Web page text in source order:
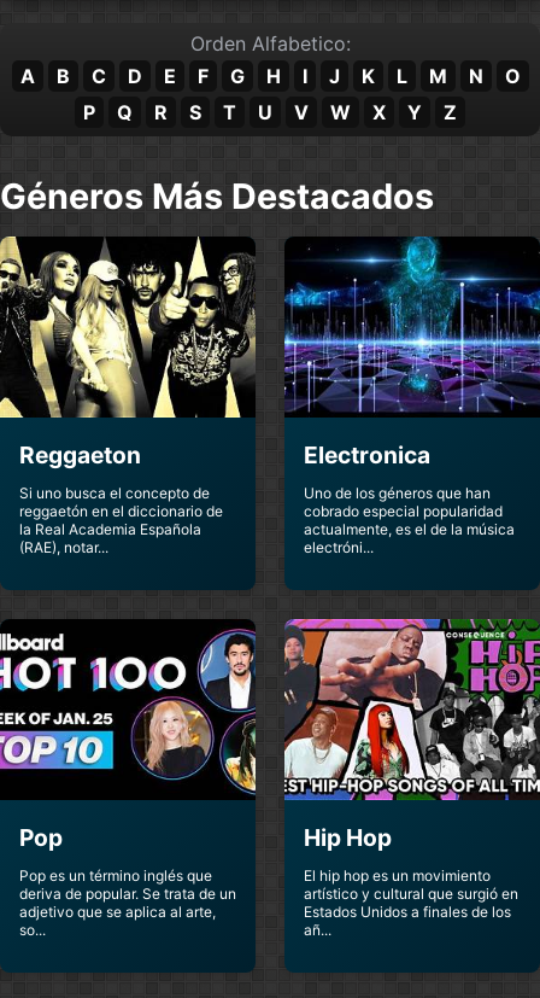
Soundtracks Soundtracks
Soundtracks
Harry Potter El
Soundtracks
Harry Potter El
Prisionero De
Azkaban
Soundtracks
Harry Potter La
Camara Secreta
Soundtracks
Harry Potter La
Orden Del Fenix
Soundtracks
Harry Potter La
Piedra Filosofal
Soundtracks
Reliquias De La
Muerte
Soundtracks
Superstar
La Gran Sangre La Hija Del Mariachi
Last Days Of Disco
Soundtracks
Los 4 Fantasticos B
Soundtracks
Los Picapiedras
Soundtracks
Los Vengadores 2
Marco Beltrami
Mission Impossible
Ii
Soundtracks
Mortal Kombat
Soundtracks
Naruto Oceans Thirteen
Orden Alfabetico:
A
B C D E F G H I J K L M N
O
P
Q R S T U V W X Y Z
Géneros Más Destacados
Reggaeton
Si uno busca el concepto de
reggaetón en el diccionario de
la Real Academia Española
(RAE), notar...
Electronica
Uno de los géneros que han
cobrado especial popularidad
actualmente, es el de la música
electróni...
Pop
Pop es un término inglés que
deriva de popular. Se trata de un
adjetivo que se aplica al arte,
so...
Hip Hop
El hip hop es un movimiento
artístico y cultural que surgió en
Estados Unidos a finales de los
añ...